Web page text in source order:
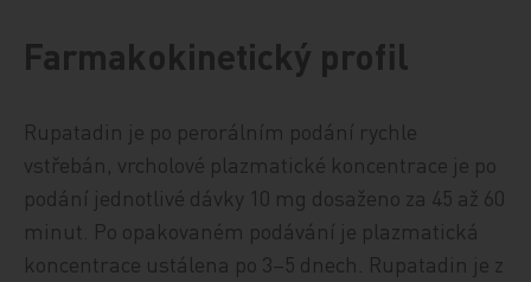
Farmakokinetický profil
Rupatadin je po perorálním podání rychle
vstřebán, vrcholové plazmatické koncentrace je po
podání jednotlivé dávky 10 mg dosaženo za 45 až 60
minut. Po opakovaném podávání je plazmatická
koncentrace ustálena po 3–5 dnech. Rupatadin je z